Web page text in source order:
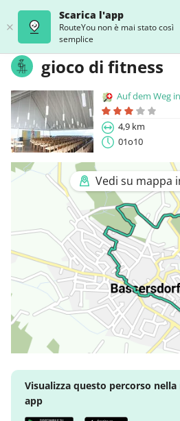
Scarica l'app
RouteYou non è mai stato così
semplice
gioco di fitness
Auf dem Weg in
4,9 km
01o10
Vedi su mappa
Visualizza questo percorso
app